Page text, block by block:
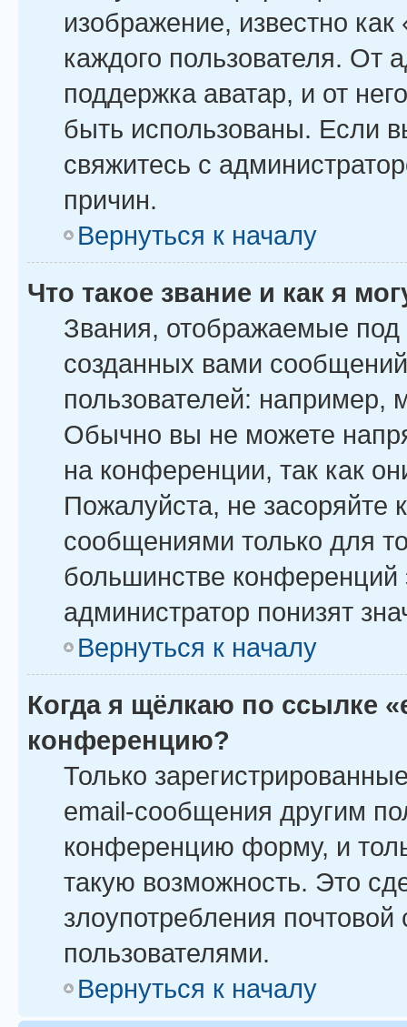
изображение, известно
каждого пользователя. От
поддержка аватар, и от
быть использованы. Если
свяжитесь с
причин.
Вернуться к началу
Что такое звание и как я
Звания, отображаемые
созданных вами
пользователей: например,
Обычно вы не можете
на конференции, так как
Пожалуйста, не
сообщениями только для
большинстве
администратор понизят
Вернуться к началу
Когда я щёлкаю по ссылке
конференцию?
Только
email-сообщения другим
конференцию форму, и
такую возможность. Это
злоупотребления
пользователями.
Вернуться к началу